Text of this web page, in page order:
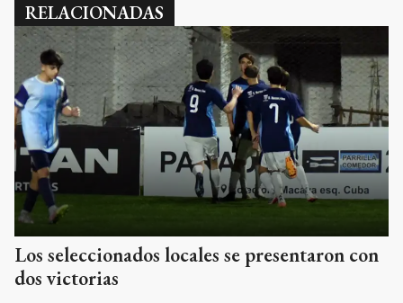
RELACIONADAS
Los seleccionados locales se presentaron con
dos victorias